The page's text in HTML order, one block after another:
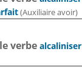
(Auxiliaire avoir)
verbe alcaliniser